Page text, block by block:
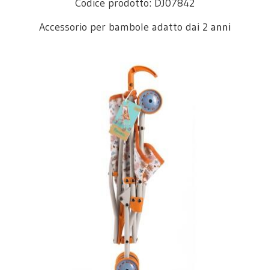
Codice prodotto: DJ07842
Accessorio per bambole adatto dai 2 anni